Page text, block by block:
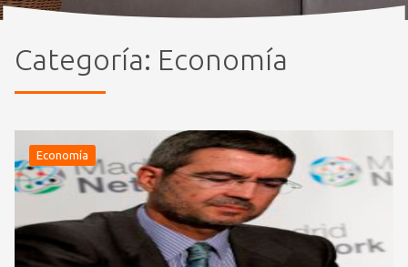
Categoría: Economía
Economía